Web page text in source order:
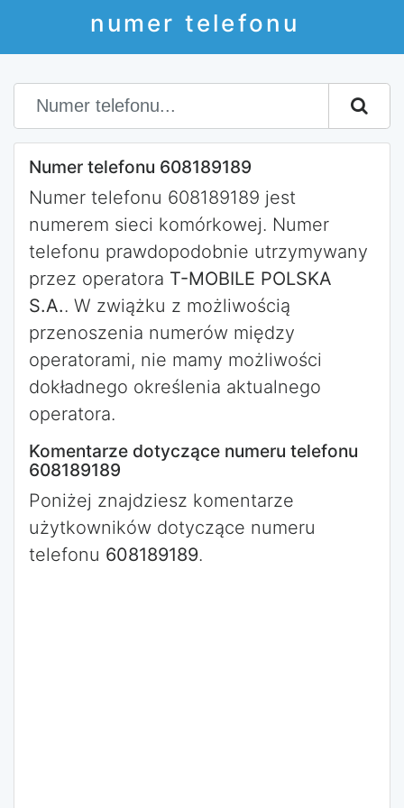
numer telefonu
Numer telefonu 608189189
Numer telefonu 608189189 jest
numerem sieci komórkowej. Numer
telefonu prawdopodobnie utrzymywany
przez operatora T-MOBILE POLSKA
S.A.. W zwiążku z możliwością
przenoszenia numerów między
operatorami, nie mamy możliwości
dokładnego określenia aktualnego
operatora.
Komentarze dotyczące numeru telefonu
608189189
Poniżej znajdziesz komentarze
użytkowników dotyczące numeru
telefonu 608189189.